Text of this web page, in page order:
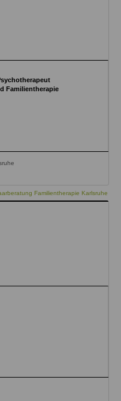
Familientherapie
Familientherapie Karlsruhe